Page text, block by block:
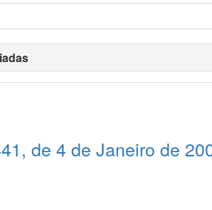
de 4 de Janeiro de